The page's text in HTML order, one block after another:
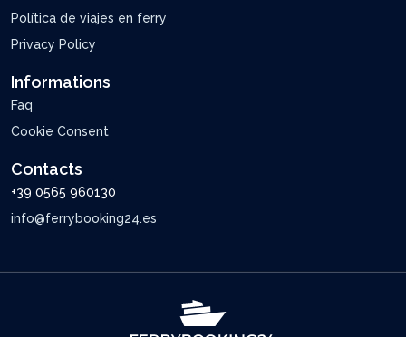
Política de viajes en ferry
Privacy Policy
Informations
Faq
Cookie Consent
Contacts
+39 0565 960130
info@ferrybooking24.es